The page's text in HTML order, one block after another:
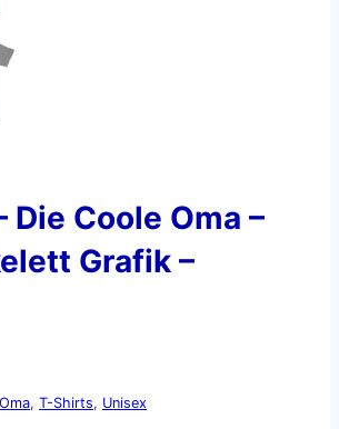
Die Coole Oma –
Grafik –
Oma, T-Shirts, Unisex